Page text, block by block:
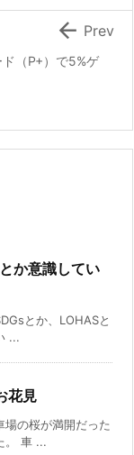
（P+）で5%ゲ
 Prev
か意識してい
とか、LOHASと
...
花見
場の桜が満開だった
。 車 ...